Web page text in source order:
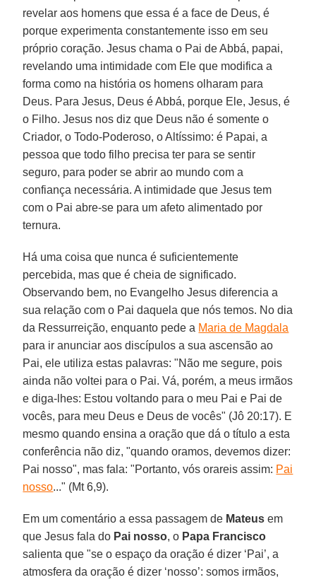
revelar aos homens que essa é a face de Deus, é
porque experimenta constantemente isso em seu
próprio coração. Jesus chama o Pai de Abbá, papai,
revelando uma intimidade com Ele que modifica a
forma como na história os homens olharam para
Deus. Para Jesus, Deus é Abbá, porque Ele, Jesus, é
o Filho. Jesus nos diz que Deus não é somente o
Criador, o Todo-Poderoso, o Altíssimo: é Papai, a
pessoa que todo filho precisa ter para se sentir
seguro, para poder se abrir ao mundo com a
confiança necessária. A intimidade que Jesus tem
com o Pai abre-se para um afeto alimentado por
ternura.
Há uma coisa que nunca é suficientemente
percebida, mas que é cheia de significado.
Observando bem, no Evangelho Jesus diferencia a
sua relação com o Pai daquela que nós temos. No dia
da Ressurreição, enquanto pede a Maria de Magdala
para ir anunciar aos discípulos a sua ascensão ao
Pai, ele utiliza estas palavras: "Não me segure, pois
ainda não voltei para o Pai. Vá, porém, a meus irmãos
e diga-lhes: Estou voltando para o meu Pai e Pai de
vocês, para meu Deus e Deus de vocês" (Jô 20:17). E
mesmo quando ensina a oração que dá o título a esta
conferência não diz, "quando oramos, devemos dizer:
Pai nosso", mas fala: "Portanto, vós orareis assim: Pai
nosso..." (Mt 6,9).
Em um comentário a essa passagem de Mateus em
que Jesus fala do Pai nosso, o Papa Francisco
salienta que "se o espaço da oração é dizer ‘Pai’, a
atmosfera da oração é dizer ‘nosso’: somos irmãos,